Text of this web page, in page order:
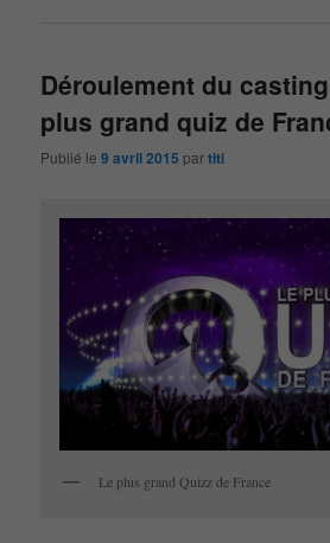
Déroulement du casting
plus grand quiz de
Publié le9 avril 2015 partiti
Le plus grand Quizz de France